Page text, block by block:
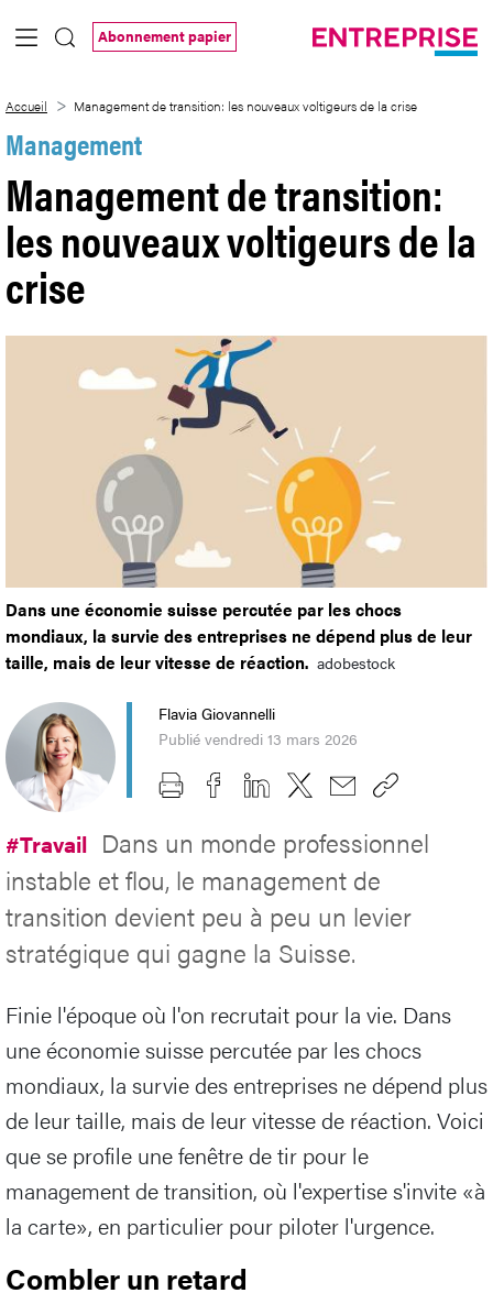
Saut au contenu principal
Abonnement papier
Accueil Management de transition: les nouveaux voltigeurs de la crise
Management
Management de transition:
les nouveaux voltigeurs de la
crise
Dans une économie suisse percutée par les chocs
mondiaux, la survie des entreprises ne dépend plus de leur
taille, mais de leur vitesse de réaction. adobestock
Flavia Giovannelli
Publié vendredi 13 mars 2026
#Travail Dans un monde professionnel
instable et flou, le management de
transition devient peu à peu un levier
stratégique qui gagne la Suisse.
Finie l'époque où l'on recrutait pour la vie. Dans
une économie suisse percutée par les chocs
mondiaux, la survie des entreprises ne dépend plus
de leur taille, mais de leur vitesse de réaction. Voici
que se profile une fenêtre de tir pour le
management de transition, où l'expertise s'invite «à
la carte», en particulier pour piloter l'urgence.
Combler un retard